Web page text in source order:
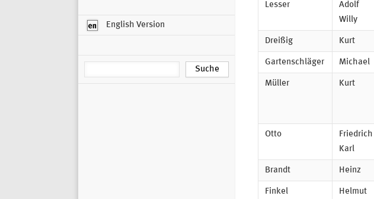
English Version
Lesser
Adolf
Willy
Dreißig Kurt
Gartenschläger Michael
Müller Kurt
Otto
Friedrich
Karl
Brandt Heinz
Finkel Helmut